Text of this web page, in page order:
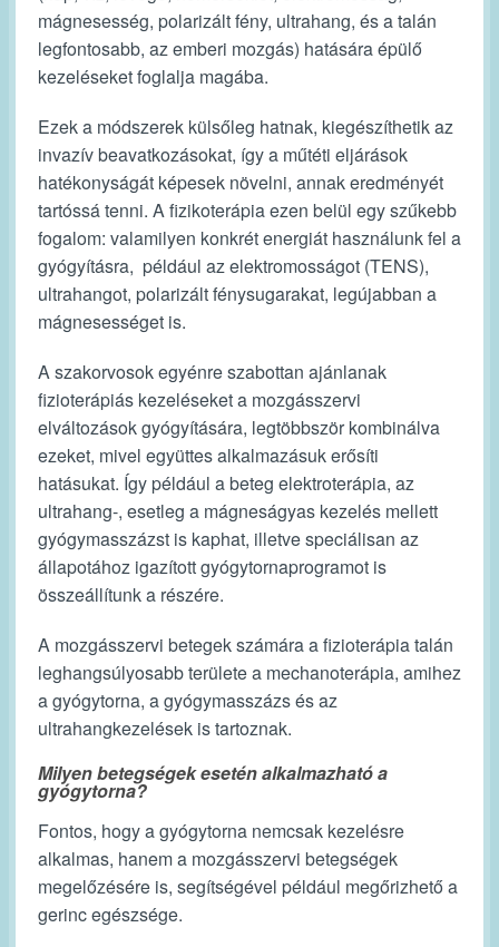
mágnesesség, polarizált fény, ultrahang, és a talán
legfontosabb, az emberi mozgás) hatására épülő
kezeléseket foglalja magába.
Ezek a módszerek külsőleg hatnak, kiegészíthetik az
invazív beavatkozásokat, így a műtéti eljárások
hatékonyságát képesek növelni, annak eredményét
tartóssá tenni. A fizikoterápia ezen belül egy szűkebb
fogalom: valamilyen konkrét energiát használunk fel a
gyógyításra, például az elektromosságot (TENS),
ultrahangot, polarizált fénysugarakat, legújabban a
mágnesességet is.
A szakorvosok egyénre szabottan ajánlanak
fizioterápiás kezeléseket a mozgásszervi
elváltozások gyógyítására, legtöbbször kombinálva
ezeket, mivel együttes alkalmazásuk erősíti
hatásukat. Így például a beteg elektroterápia, az
ultrahang-, esetleg a mágneságyas kezelés mellett
gyógymasszázst is kaphat, illetve speciálisan az
állapotához igazított gyógytornaprogramot is
összeállítunk a részére.
A mozgásszervi betegek számára a fizioterápia talán
leghangsúlyosabb területe a mechanoterápia, amihez
a gyógytorna, a gyógymasszázs és az
ultrahangkezelések is tartoznak.
Milyen betegségek esetén alkalmazható a
gyógytorna?
Fontos, hogy a gyógytorna nemcsak kezelésre
alkalmas, hanem a mozgásszervi betegségek
megelőzésére is, segítségével például megőrizhető a
gerinc egészsége.